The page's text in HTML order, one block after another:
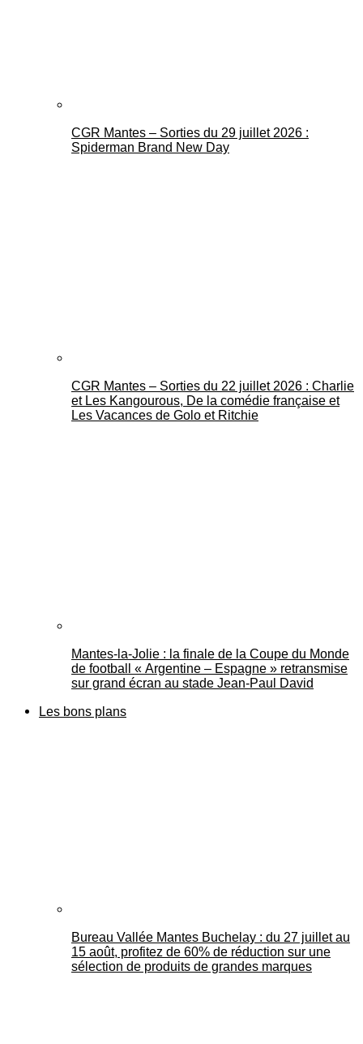
CGR Mantes – Sorties du 29 juillet 2026 :
Spiderman Brand New Day
CGR Mantes – Sorties du 22 juillet 2026 : Charlie
et Les Kangourous, De la comédie française et
Les Vacances de Golo et Ritchie
Mantes-la-Jolie : la finale de la Coupe du Monde
de football « Argentine – Espagne » retransmise
sur grand écran au stade Jean-Paul David
Les bons plans
Bureau Vallée Mantes Buchelay : du 27 juillet au
15 août, profitez de 60% de réduction sur une
sélection de produits de grandes marques